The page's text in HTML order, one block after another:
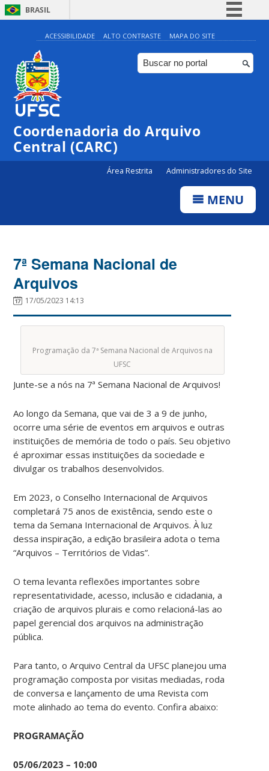
BRASIL
Simplifique!
Comunica BR
Participe
Canais
ACESSIBILIDADE ALTO CONTRASTE MAPA DO SITE
Coordenadoria do Arquivo
Central (CARC)
Área Restrita Administradores do Site
MENU
7ª Semana Nacional de
Arquivos
17/05/2023 14:13
Programação da 7ª Semana Nacional de Arquivos na
UFSC
Junte-se a nós na 7ª Semana Nacional de Arquivos!
Ao longo da Semana, que vai de 3 a 9 de junho,
ocorre uma série de eventos em arquivos e outras
instituições de memória de todo o país. Seu objetivo
é aproximar essas instituições da sociedade e
divulgar os trabalhos desenvolvidos.
Em 2023, o Conselho Internacional de Arquivos
completará 75 anos de existência, sendo este o
tema da Semana Internacional de Arquivos. À luz
dessa inspiração, a edição brasileira adota o tema
“Arquivos – Territórios de Vidas”.
O tema levanta reflexões importantes sobre
representatividade, acesso, inclusão e cidadania, a
criação de arquivos plurais e como relacioná-las ao
papel gerencial dos arquivos na administração
pública.
Para tanto, o Arquivo Central da UFSC planejou uma
programação composta por visitas mediadas, roda
de conversa e lançamento de uma Revista com
mote alinhado ao tema do evento. Confira abaixo:
PROGRAMAÇÃO
05/06/2023 – 10:00